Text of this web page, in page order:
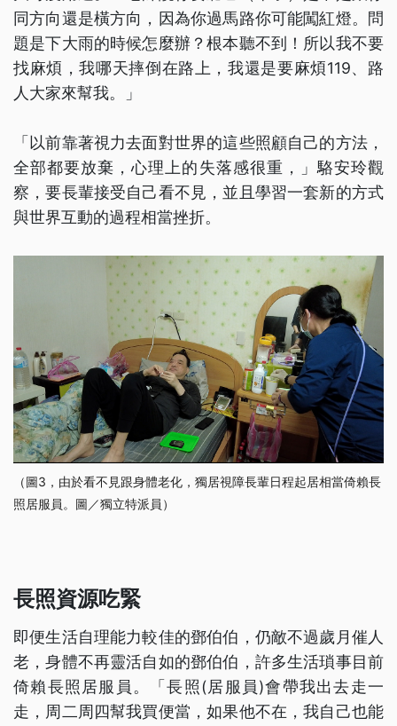
同方向還是橫方向，因為你過馬路你可能闖紅燈。問
題是下大雨的時候怎麼辦？根本聽不到！所以我不要
找麻煩，我哪天摔倒在路上，我還是要麻煩119、路
人大家來幫我。」
「以前靠著視力去面對世界的這些照顧自己的方法，
全部都要放棄，心理上的失落感很重，」駱安玲觀
察，要長輩接受自己看不見，並且學習一套新的方式
與世界互動的過程相當挫折。
（圖3，由於看不見跟身體老化，獨居視障長輩日程起居相當倚賴長
照居服員。圖／獨立特派員）
長照資源吃緊
即便生活自理能力較佳的鄧伯伯，仍敵不過歲月催人
老，身體不再靈活自如的鄧伯伯，許多生活瑣事目前
倚賴長照居服員。「長照(居服員)會帶我出去走一
走，周二周四幫我買便當，如果他不在，我自己也能